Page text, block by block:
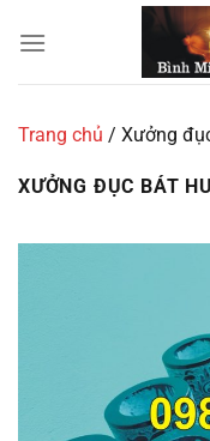
đến
Trang chủ / Xưởng
XƯỞNG ĐỤC BÁT